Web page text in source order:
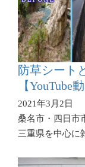
防草シート
【YouTube
2021年3月2日
桑名市・四日市
三重県を中心